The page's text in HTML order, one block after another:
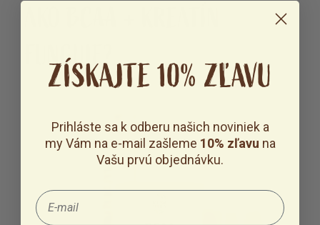
FUNGUJE?
ZÍSKAJTE 10% ZĽAVU
Prihláste sa k odberu našich noviniek a
my Vám na e-mail zašleme 10% zľavu na
Vašu prvú objednávku.